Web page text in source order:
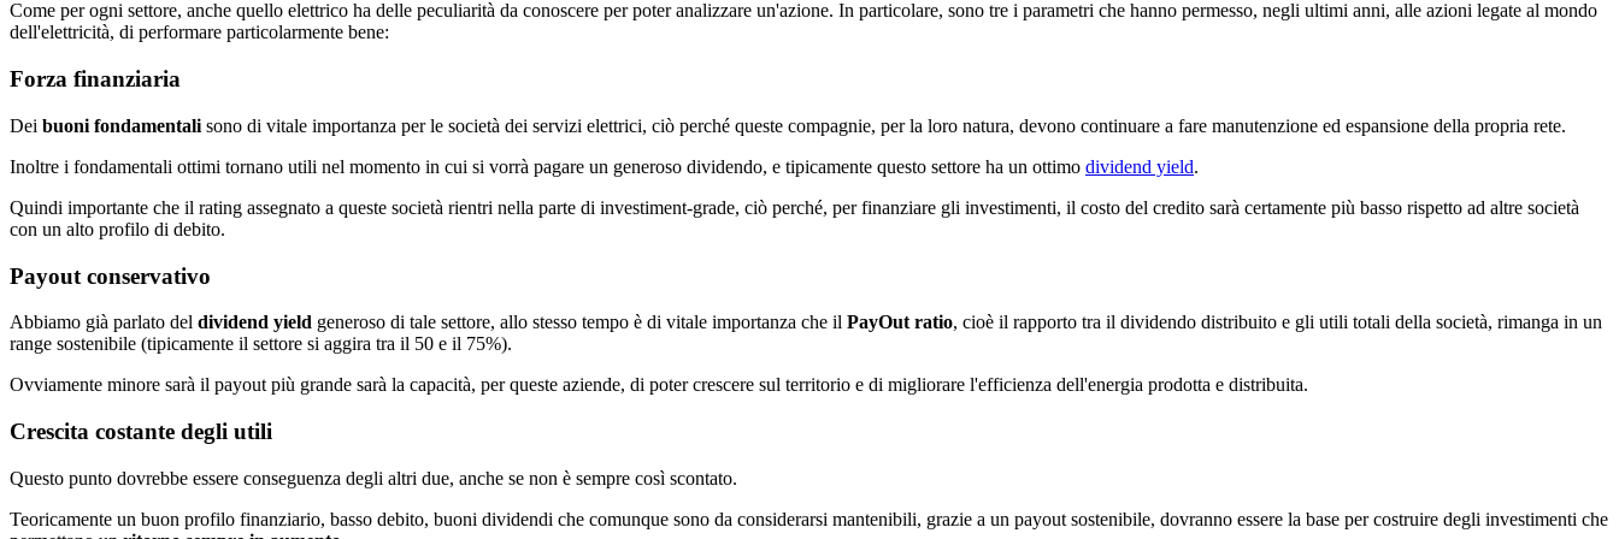
Come per ogni settore, anche quello elettrico ha delle peculiarità da conoscere per poter analizzare un'azione. In particolare, sono tre i parametri che hanno permesso, negli ultimi anni, alle azioni legate al mondo
dell'elettricità, di performare particolarmente bene:
Forza finanziaria
Dei buoni fondamentali sono di vitale importanza per le società dei servizi elettrici, ciò perché queste compagnie, per la loro natura, devono continuare a fare manutenzione ed espansione della propria rete.
Inoltre i fondamentali ottimi tornano utili nel momento in cui si vorrà pagare un generoso dividendo, e tipicamente questo settore ha un ottimo dividend yield.
Quindi importante che il rating assegnato a queste società rientri nella parte di investiment-grade, ciò perché, per finanziare gli investimenti, il costo del credito sarà certamente più basso rispetto ad altre società
con un alto profilo di debito.
Payout conservativo
Abbiamo già parlato del dividend yield generoso di tale settore, allo stesso tempo è di vitale importanza che il PayOut ratio, cioè il rapporto tra il dividendo distribuito e gli utili totali della società, rimanga in un
range sostenibile (tipicamente il settore si aggira tra il 50 e il 75%).
Ovviamente minore sarà il payout più grande sarà la capacità, per queste aziende, di poter crescere sul territorio e di migliorare l'efficienza dell'energia prodotta e distribuita.
Crescita costante degli utili
Questo punto dovrebbe essere conseguenza degli altri due, anche se non è sempre così scontato.
Teoricamente un buon profilo finanziario, basso debito, buoni dividendi che comunque sono da considerarsi mantenibili, grazie a un payout sostenibile, dovranno essere la base per costruire degli investimenti che